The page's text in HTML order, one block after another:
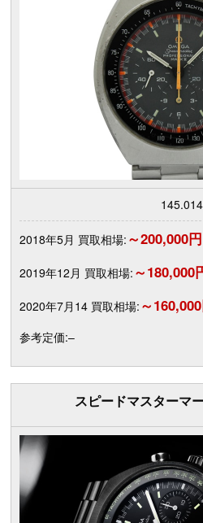
145.014
2018年5月 買取相場: ～200,000円
2019年12月 買取相場: ～180,000
2020年7月14 買取相場: ～
参考定価:–
スピードマスターマ